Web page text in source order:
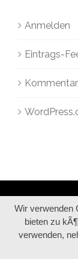
Anmelden
Eintrags-
Wir verwenden
bieten zu
verwenden,